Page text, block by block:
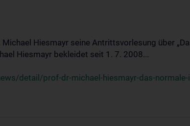
Hiesmayr seine Antrittsvorlesung über
Hiesmayr bekleidet seit 1. 7. 2008...
detail/prof-dr-michael-hiesmayr-das-normale-